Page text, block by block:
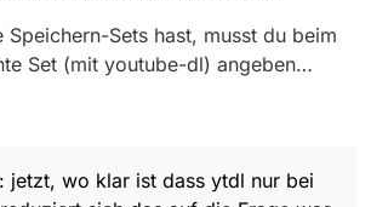
Speichern-Sets hast, musst du beim
Set (mit youtube-dl) angeben…
jetzt, wo klar ist dass ytdl nur bei